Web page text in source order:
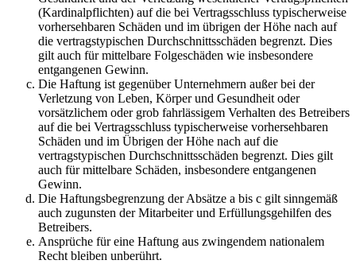
(Kardinalpflichten) auf die bei Vertragsschluss typischerweise
vorhersehbaren Schäden und im übrigen der Höhe nach auf
die vertragstypischen Durchschnittsschäden begrenzt. Dies
gilt auch für mittelbare Folgeschäden wie insbesondere
entgangenen Gewinn.
Die Haftung ist gegenüber Unternehmern außer bei der
Verletzung von Leben, Körper und Gesundheit oder
vorsätzlichem oder grob fahrlässigem Verhalten des Betreibers
auf die bei Vertragsschluss typischerweise vorhersehbaren
Schäden und im Übrigen der Höhe nach auf die
vertragstypischen Durchschnittsschäden begrenzt. Dies gilt
auch für mittelbare Schäden, insbesondere entgangenen
Gewinn.
Die Haftungsbegrenzung der Absätze a bis c gilt sinngemäß
auch zugunsten der Mitarbeiter und Erfüllungsgehilfen des
Betreibers.
Ansprüche für eine Haftung aus zwingendem nationalem
Recht bleiben unberührt.